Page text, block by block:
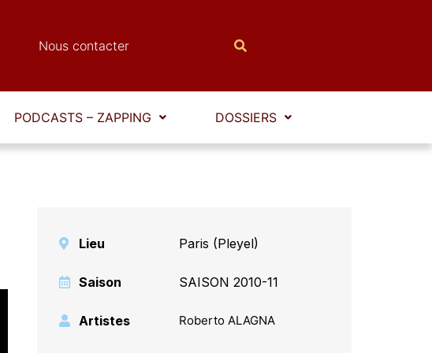
Nous contacter
PODCASTS – ZAPPING DOSSIERS
Lieu Paris (Pleyel)
Saison SAISON 2010-11
Artistes Roberto ALAGNA